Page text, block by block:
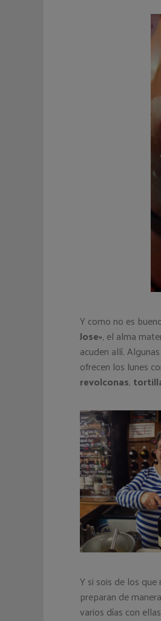
Y como no es
Jose», el alma
acuden allí.
ofrecen los lunes
revolconas,
Y si sois de los
preparan de
varios días con